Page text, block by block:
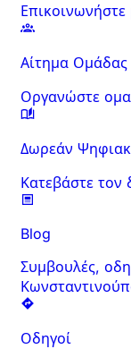
Αίτημα Ομάδας
Οργανώστε
Δωρεάν
Κατεβάστε
Blog
Συμβουλές,
Οδηγοί